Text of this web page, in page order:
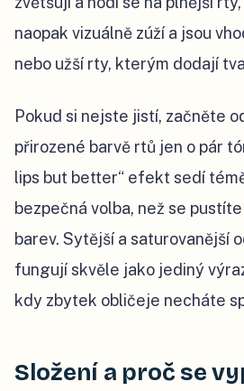
naopak vizuálně zúží a jsou
nebo užší rty, kterým dodají
Pokud si nejste jistí, začněte
přirozené barvě rtů jen o pár
lips but better“ efekt sedí
bezpečná volba, než se
barev. Sytější a saturovanější
fungují skvěle jako jediný
kdy zbytek obličeje necháte
Složení a proč se